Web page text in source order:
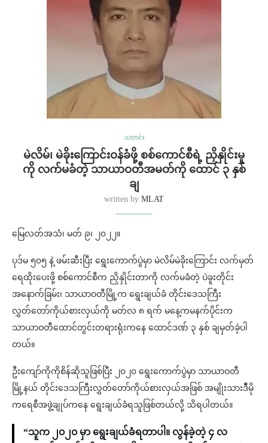
သတင်း
မဲလိမ်၊ မဲခိုးကြောင်းဝန်ခံဖို့ စစ်ကောင်စီရဲ့ ညှိနှိုင်းမှု
ကို လက်မခံတဲ့ သာယာဝတီအမတ်ကို ထောင် ၃ နှစ်
ချ
written by MLAT
မြေလတ်အသံ၊ မတ် ၉၊ ၂၀၂၂။
ပုဒ်မ ၅၀၅ နဲ့ ဖမ်းဆီးပြီး ရွေးကောက်ပွဲမှာ မဲလိမ်မဲခိုးကြောင်း လက်မှတ်
ရေထိုးပေးဖို့ စစ်ကောင်စီက ညှိနှိုင်းတာကို လက်မခံတဲ့ ပဲခူးတိုင်း
အနောက်ခြမ်း၊ သာယာဝတီမြို့က ရွေးချယ်ခံ တိုင်းဒေသကြီး
လွှတ်တော်ကိုယ်စားလှယ်ကို မတ်လ ၈ ရက် မနေ့ကမနက်ပိုင်းက
သာယာဝတီထောင်တွင်းတရားရုံးကနေ ထောင်ဒဏ် ၃ နှစ် ချမှတ်ခဲ့ပါ
တယ်။
ဦးကျော်ကိုကိုစိန်ဆိုသူဖြစ်ပြီး ၂၀၂၀ ရွေးကောက်ပွဲမှာ သာယာဝတီ
မြို့နယ် တိုင်းဒေသကြီးလွှတ်တော်ကိုယ်စားလှယ်အဖြစ် အမျိုးသားဒီီမို
ကရေစီအဖွဲ့ချုပ်ကနေ ရွေးချယ်ခံရသူဖြစ်တယ်လို့ သိရပါတယ်။
“သူက ၂၀၂၀ မှာ ရွေးချယ်ခံရတာပါ။ လွန်ခဲ့တဲ့ ၄ လ